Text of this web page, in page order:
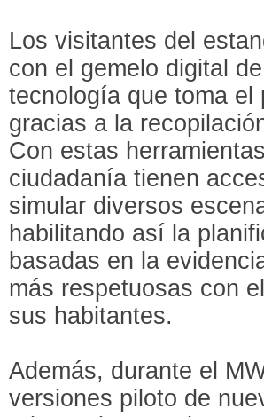
Los visitantes del
con el gemelo digital
tecnología que toma el
gracias a la
Con estas
ciudadanía tienen
simular diversos
habilitando así la
basadas en la
más respetuosas con
sus habitantes.
Además, durante el
versiones piloto de